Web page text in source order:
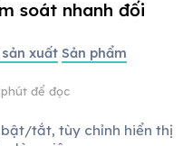
soát nhanh đối
xuất Sản phẩm
phút để đọc
bật/tắt, tùy chỉnh hiển thị